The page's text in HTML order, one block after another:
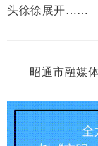
头徐徐展开……
昭通市融媒